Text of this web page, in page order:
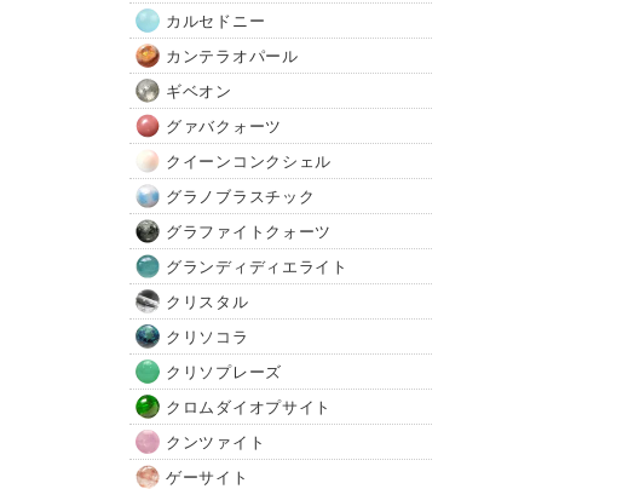
カルセドニー
カンテラオパール
ギベオン
グァバクォーツ
クイーンコンクシェル
グラノブラスチック
グラファイトクォーツ
グランディディエライト
クリスタル
クリソコラ
クリソプレーズ
クロムダイオプサイト
クンツァイト
ゲーサイト